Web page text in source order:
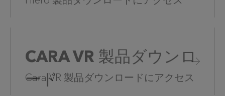
CARA VR 製品ダウンロ
ード
Cara VR 製品ダウンロードにアクセス